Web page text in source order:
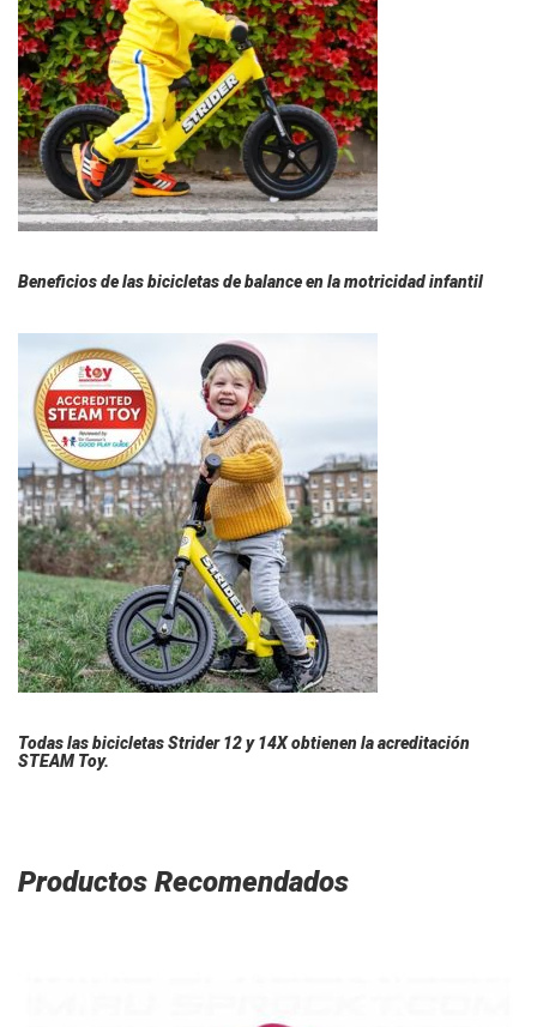
Beneficios de las bicicletas de balance en la motricidad infantil
Todas las bicicletas Strider 12 y 14X obtienen la acreditación
STEAM Toy.
Productos Recomendados